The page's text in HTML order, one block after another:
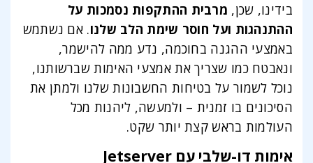
בידינו, שכן, מרבית ההתקפות נסמכות על
ההתנהגות ועל חוסר שימת הלב שלנו. אם נשתמש
באמצעי ההגנה בחוכמה, נדע ממה להישמר,
ונאבטח כמו שצריך את אמצעי האימות שברשותנו,
נוכל לשמור על בטיחות החשבונות שלנו ולמתן את
הסיכונים בו זמנית – ולמעשה, ליהנות מכל
העולמות בראש קצת יותר שקט.
אימות דו-שלבי עם Jetserver